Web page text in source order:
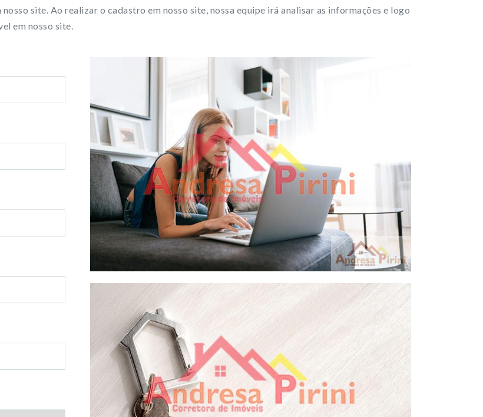
site. Ao realizar o cadastro em nosso site, nossa equipe irá analisar as informações e logo
em nosso site.